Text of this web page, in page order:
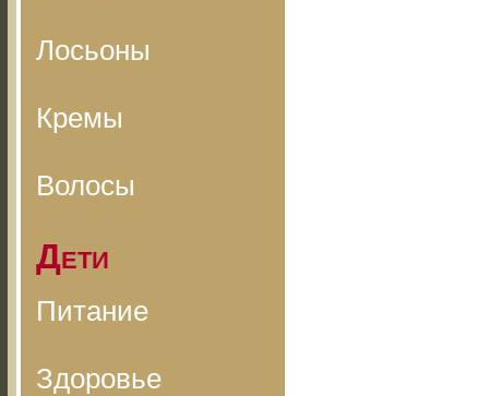
Лосьоны
Кремы
Волосы
Дети
Питание
Здоровье